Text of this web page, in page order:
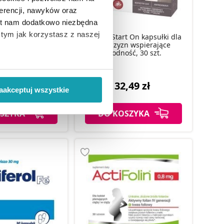
nawyków oraz
dodatkowo niezbędna
tym jak korzystasz z naszej
się zbieranie danych o
z brakiem dostępu do
wszystkie
ciąży
30 szt.
zł
Pregna Start On kapsułki dla
mężczyzn wspierające
płodność, 30 szt.
32,49 zł
DO KOSZYKA